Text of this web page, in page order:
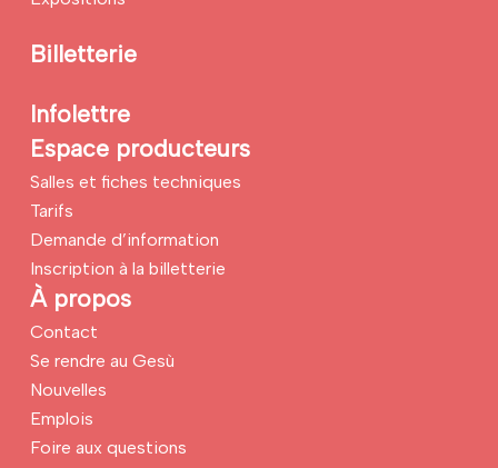
Billetterie
Infolettre
Espace producteurs
Salles et fiches techniques
Tarifs
Demande d’information
Inscription à la billetterie
À propos
Contact
Se rendre au Gesù
Nouvelles
Emplois
Foire aux questions